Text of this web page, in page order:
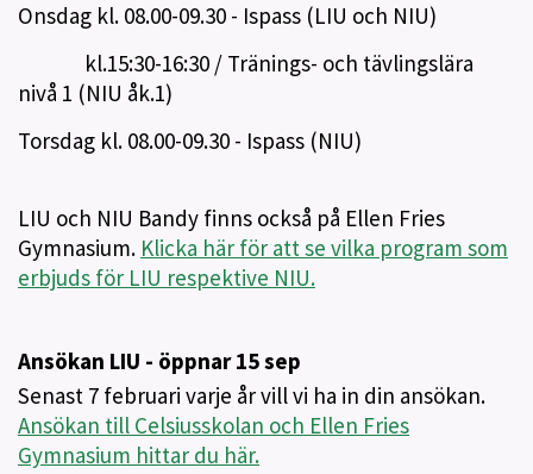
Onsdag kl. 08.00-09.30 - Ispass (LIU och NIU)
kl.15:30-16:30 / Tränings- och tävlingslära
nivå 1 (NIU åk.1)
Torsdag kl. 08.00-09.30 - Ispass (NIU)
LIU och NIU Bandy finns också på Ellen Fries
Gymnasium. Klicka här för att se vilka program som
erbjuds för LIU respektive NIU.
Ansökan LIU - öppnar 15 sep
Senast 7 februari varje år vill vi ha in din ansökan.
Ansökan till Celsiusskolan och Ellen Fries
Gymnasium hittar du här.